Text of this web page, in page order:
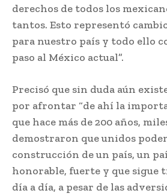
derechos de todos los
tantos. Esto representó
para nuestro país y todo ello
paso al México actual”.
Precisó que sin duda aún
por afrontar “de ahí la
que hace más de 200 años,
demostraron que unidos
construcción de un país, un
honorable, fuerte y que sigue
día a día, a pesar de las